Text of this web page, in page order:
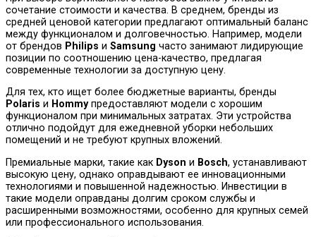
сочетание стоимости и качества. В среднем, бренды из
средней ценовой категории предлагают оптимальный баланс
между функционалом и долговечностью. Например, модели
от брендов Philips и Samsung часто занимают лидирующие
позиции по соотношению цена-качество, предлагая
современные технологии за доступную цену.
Для тех, кто ищет более бюджетные варианты, бренды
Polaris и Hommyпредоставляют модели с хорошим
функционалом при минимальных затратах. Эти устройства
отлично подойдут для ежедневной уборки небольших
помещений и не требуют крупных вложений.
Премиальные марки, такие как Dyson и Bosch, устанавливают
высокую цену, однако оправдывают ее инновационными
технологиями и повышенной надежностью. Инвестиции в
такие модели оправданы долгим сроком службы и
расширенными возможностями, особенно для крупных семей
или профессионального использования.